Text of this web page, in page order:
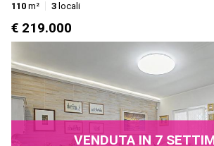
110 m² 3 locali
€ 219.000
VENDUTA IN 7